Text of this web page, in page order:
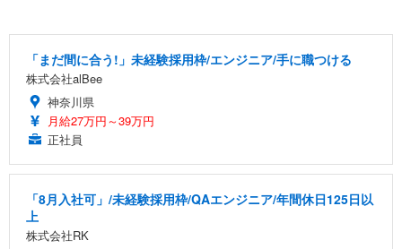
「まだ間に合う!」未経験採用枠/エンジニア/手に職つける
株式会社alBee
神奈川県
月給27万円～39万円
正社員
「8月入社可」/未経験採用枠/QAエンジニア/年間休日125日以
上
株式会社RK